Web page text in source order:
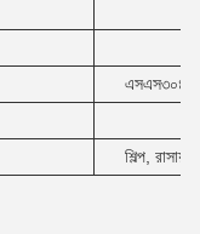
এসএস৩০৪,
শিল্প,